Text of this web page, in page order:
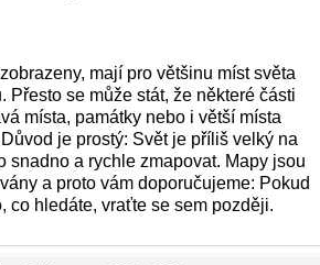
mají pro většinu míst světa
Přesto se může stát, že některé části
místa, památky nebo i větší místa
je prostý: Svět je příliš velký na
snadno a rychle zmapovat. Mapy jsou
a proto vám doporučujeme: Pokud
co hledáte, vraťte se sem později.